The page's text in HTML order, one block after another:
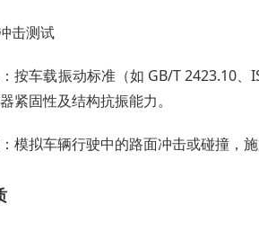
击测试
按车载振动标准（如 GB/T 2423.10
紧固性及结构抗振能力。
模拟车辆行驶中的路面冲击或碰撞，